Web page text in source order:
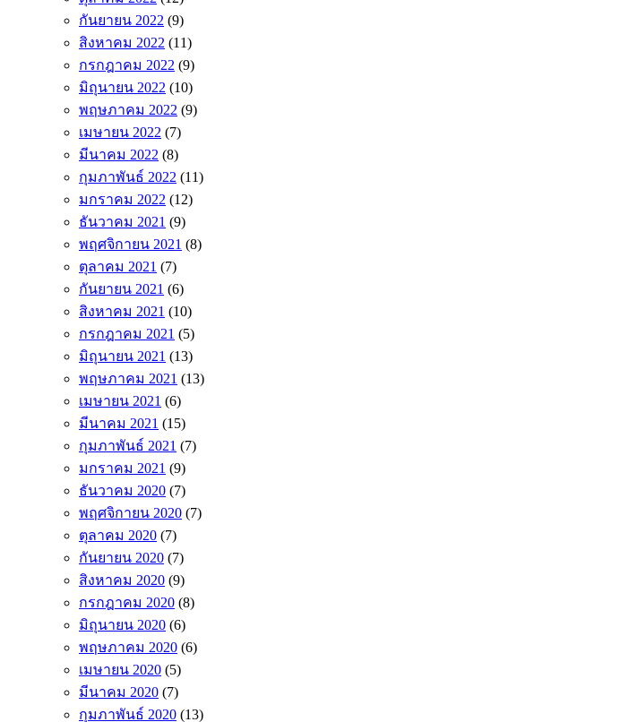
กันยายน 2022 (9)
สิงหาคม 2022 (11)
กรกฎาคม 2022 (9)
มิถุนายน 2022 (10)
พฤษภาคม 2022 (9)
เมษายน 2022 (7)
มีนาคม 2022 (8)
กุมภาพันธ์ 2022 (11)
มกราคม 2022 (12)
ธันวาคม 2021 (9)
พฤศจิกายน 2021 (8)
ตุลาคม 2021 (7)
กันยายน 2021 (6)
สิงหาคม 2021 (10)
กรกฎาคม 2021 (5)
มิถุนายน 2021 (13)
พฤษภาคม 2021 (13)
เมษายน 2021 (6)
มีนาคม 2021 (15)
กุมภาพันธ์ 2021 (7)
มกราคม 2021 (9)
ธันวาคม 2020 (7)
พฤศจิกายน 2020 (7)
ตุลาคม 2020 (7)
กันยายน 2020 (7)
สิงหาคม 2020 (9)
กรกฎาคม 2020 (8)
มิถุนายน 2020 (6)
พฤษภาคม 2020 (6)
เมษายน 2020 (5)
มีนาคม 2020 (7)
กุมภาพันธ์ 2020 (13)